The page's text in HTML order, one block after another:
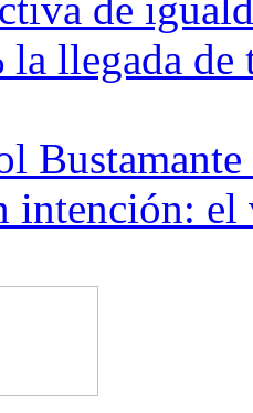
llegada de
intención: el